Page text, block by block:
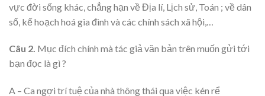
vực đời sống khác, chẳng hạn về Địa lí, Lịch sử, Toán ; về dân
số, kế hoạch hoá gia đình và các chính sách xã hội,…
Câu 2. Mục đích chính mà tác giả văn bản trên muốn gửi tới
bạn đọc là gì ?
A – Ca ngợi trí tuệ của nhà thông thái qua việc kén rể